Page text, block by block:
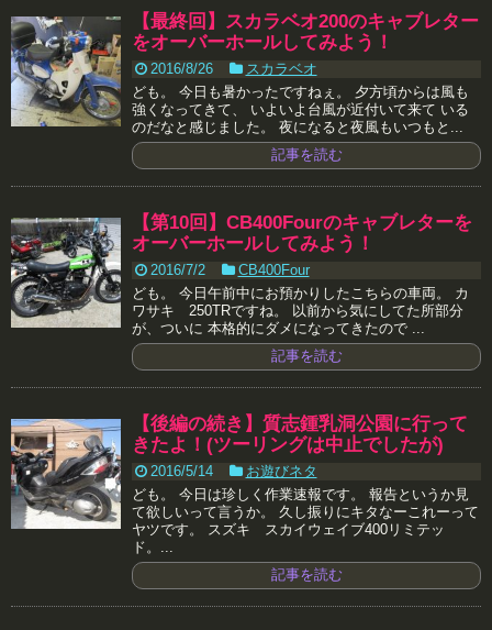
【最終回】スカラベオ200のキャブレター
をオーバーホールしてみよう！
2016/8/26
スカラベオ
ども。 今日も暑かったですねぇ。 夕方頃からは風も
強くなってきて、 いよいよ台風が近付いて来て いる
のだなと感じました。 夜になると夜風もいつもと...
記事を読む
【第10回】CB400Fourのキャブレターを
オーバーホールしてみよう！
2016/7/2
CB400Four
ども。 今日午前中にお預かりしたこちらの車両。 カ
ワサキ 250TRですね。 以前から気にしてた所部分
が、ついに 本格的にダメになってきたので ...
記事を読む
【後編の続き】質志鍾乳洞公園に行って
きたよ！(ツーリングは中止でしたが)
2016/5/14
お遊びネタ
ども。 今日は珍しく作業速報です。 報告というか見
て欲しいって言うか。 久し振りにキタなーこれーって
ヤツです。 スズキ スカイウェイブ400リミテッ
ド。...
記事を読む